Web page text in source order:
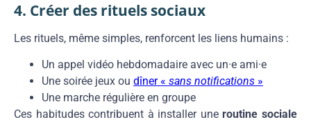
4. Créer des rituels sociaux
Les rituels, même simples, renforcent les liens humains :
Un appel vidéo hebdomadaire avec un·e ami·e
Une soirée jeux ou dîner « sans notifications »
Une marche régulière en groupe
Ces habitudes contribuent à installer uneroutine sociale